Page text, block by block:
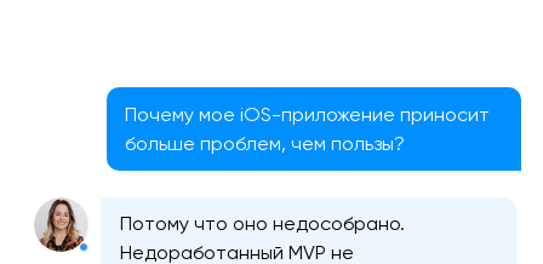
Почему мое iOS-приложение приносит
больше проблем, чем пользы?
Потому что оно недособрано.
Недоработанный MVP не